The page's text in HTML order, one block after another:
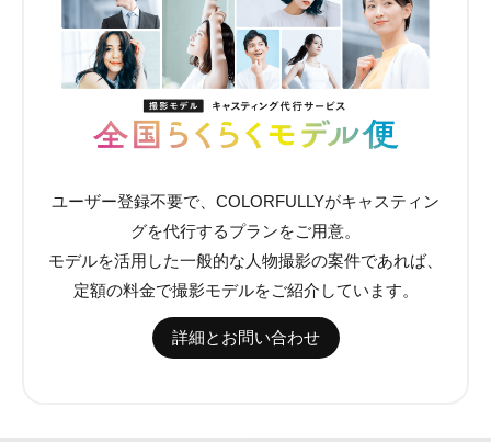
ユーザー登録不要で、COLORFULLYがキャスティン
グを代行するプランをご用意。
モデルを活用した一般的な人物撮影の案件であれば、
定額の料金で撮影モデルをご紹介しています。
詳細とお問い合わせ